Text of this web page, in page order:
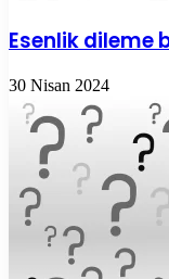
Esenlik dileme
30 Nisan 2024